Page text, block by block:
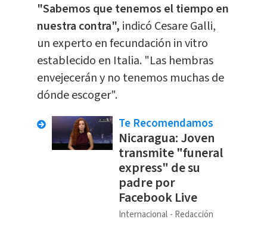
"Sabemos que tenemos el tiempo en
nuestra contra", indicó Cesare Galli,
un experto en fecundación in vitro
establecido en Italia. "Las hembras
envejecerán y no tenemos muchas de
dónde escoger".
Te Recomendamos
Nicaragua: Joven
transmite "funeral
express" de su
padre por
Facebook Live
Internacional Redacción